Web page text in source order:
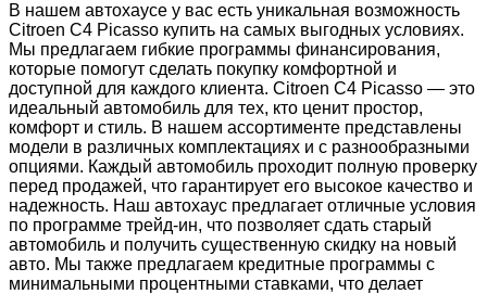
В нашем автохаусе у вас есть уникальная возможность
Citroen C4 Picasso купить на самых выгодных условиях.
Мы предлагаем гибкие программы финансирования,
которые помогут сделать покупку комфортной и
доступной для каждого клиента. Citroen C4 Picasso — это
идеальный автомобиль для тех, кто ценит простор,
комфорт и стиль. В нашем ассортименте представлены
модели в различных комплектациях и с разнообразными
опциями. Каждый автомобиль проходит полную проверку
перед продажей, что гарантирует его высокое качество и
надежность. Наш автохаус предлагает отличные условия
по программе трейд-ин, что позволяет сдать старый
автомобиль и получить существенную скидку на новый
авто. Мы также предлагаем кредитные программы с
минимальными процентными ставками, что делает